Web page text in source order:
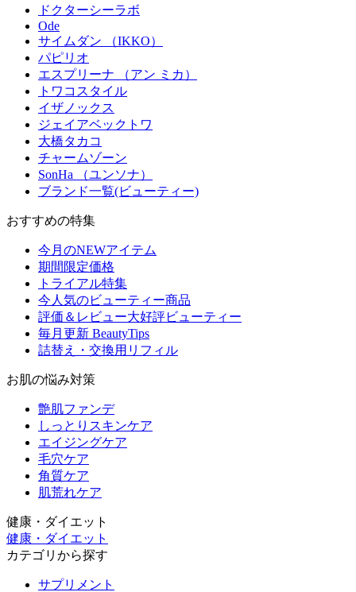
ドクターシーラボ
Ode
サイムダン （IKKO）
パピリオ
エスプリーナ （アン ミカ）
トワコスタイル
イザノックス
ジェイアベックトワ
大橋タカコ
チャームゾーン
SonHa （ユンソナ）
ブランド一覧(ビューティー)
おすすめの特集
今月のNEWアイテム
期間限定価格
トライアル特集
今人気のビューティー商品
評価＆レビュー大好評ビューティー
毎月更新 BeautyTips
詰替え・交換用リフィル
お肌の悩み対策
艶肌ファンデ
しっとりスキンケア
エイジングケア
毛穴ケア
角質ケア
肌荒れケア
健康・ダイエット
健康・ダイエット
カテゴリから探す
サプリメント